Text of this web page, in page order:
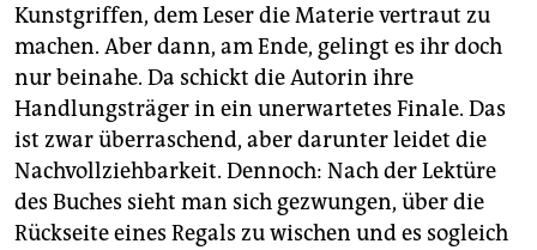
Kunstgriffen, dem Leser die Materie vertraut zu
machen. Aber dann, am Ende, gelingt es ihr doch
nur beinahe. Da schickt die Autorin ihre
Handlungsträger in ein unerwartetes Finale. Das
ist zwar überraschend, aber darunter leidet die
Nachvollziehbarkeit. Dennoch: Nach der Lektüre
des Buches sieht man sich gezwungen, über die
Rückseite eines Regals zu wischen und es sogleich